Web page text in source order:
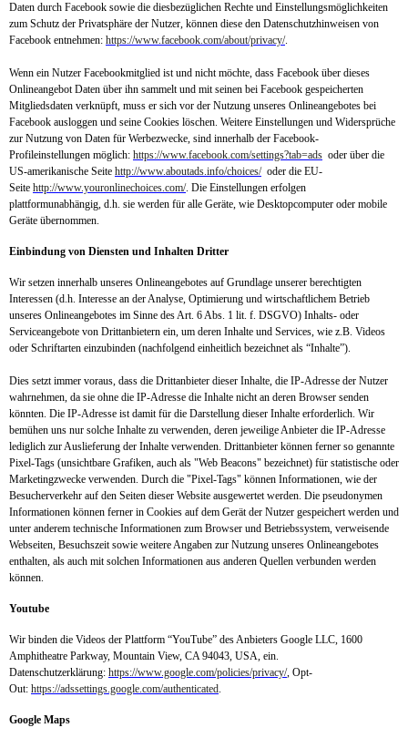
Daten durch Facebook sowie die diesbezüglichen Rechte und Einstellungsmöglichkeiten
zum Schutz der Privatsphäre der Nutzer, können diese den Datenschutzhinweisen von
Facebook entnehmen: https://www.facebook.com/about/privacy/.
Wenn ein Nutzer Facebookmitglied ist und nicht möchte, dass Facebook über dieses
Onlineangebot Daten über ihn sammelt und mit seinen bei Facebook gespeicherten
Mitgliedsdaten verknüpft, muss er sich vor der Nutzung unseres Onlineangebotes bei
Facebook ausloggen und seine Cookies löschen. Weitere Einstellungen und Widersprüche
zur Nutzung von Daten für Werbezwecke, sind innerhalb der Facebook-
Profileinstellungen möglich: https://www.facebook.com/settings?tab=ads oder über die
US-amerikanische Seite http://www.aboutads.info/choices/oder die EU-
Seite http://www.youronlinechoices.com/. Die Einstellungen erfolgen
plattformunabhängig, d.h. sie werden für alle Geräte, wie Desktopcomputer oder mobile
Geräte übernommen.
Einbindung von Diensten und Inhalten Dritter
Wir setzen innerhalb unseres Onlineangebotes auf Grundlage unserer berechtigten
Interessen (d.h. Interesse an der Analyse, Optimierung und wirtschaftlichem Betrieb
unseres Onlineangebotes im Sinne des Art. 6 Abs. 1 lit. f. DSGVO) Inhalts- oder
Serviceangebote von Drittanbietern ein, um deren Inhalte und Services, wie z.B. Videos
oder Schriftarten einzubinden (nachfolgend einheitlich bezeichnet als “Inhalte”).
Dies setzt immer voraus, dass die Drittanbieter dieser Inhalte, die IP-Adresse der Nutzer
wahrnehmen, da sie ohne die IP-Adresse die Inhalte nicht an deren Browser senden
könnten. Die IP-Adresse ist damit für die Darstellung dieser Inhalte erforderlich. Wir
bemühen uns nur solche Inhalte zu verwenden, deren jeweilige Anbieter die IP-Adresse
lediglich zur Auslieferung der Inhalte verwenden. Drittanbieter können ferner so genannte
Pixel-Tags (unsichtbare Grafiken, auch als "Web Beacons" bezeichnet) für statistische oder
Marketingzwecke verwenden. Durch die "Pixel-Tags" können Informationen, wie der
Besucherverkehr auf den Seiten dieser Website ausgewertet werden. Die pseudonymen
Informationen können ferner in Cookies auf dem Gerät der Nutzer gespeichert werden und
unter anderem technische Informationen zum Browser und Betriebssystem, verweisende
Webseiten, Besuchszeit sowie weitere Angaben zur Nutzung unseres Onlineangebotes
enthalten, als auch mit solchen Informationen aus anderen Quellen verbunden werden
können.
Youtube
Wir binden die Videos der Plattform “YouTube” des Anbieters Google LLC, 1600
Amphitheatre Parkway, Mountain View, CA 94043, USA, ein.
Datenschutzerklärung: https://www.google.com/policies/privacy/, Opt-
Out: https://adssettings.google.com/authenticated.
Google Maps